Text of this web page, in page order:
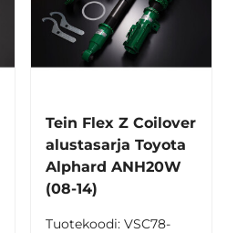
Tein Flex Z Coilover
alustasarja Toyota
Alphard ANH20W
(08-14)
Tuotekoodi: VSC78-